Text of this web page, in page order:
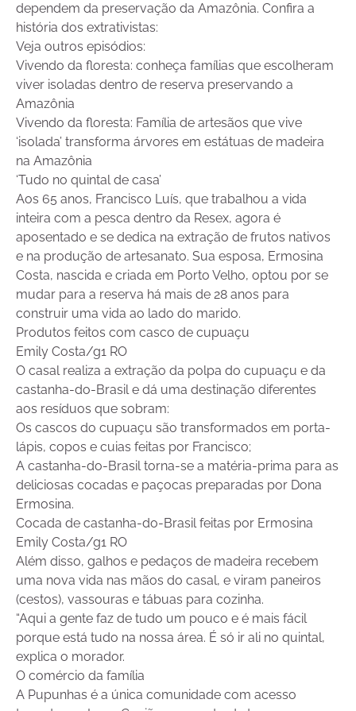
dependem da preservação da Amazônia. Confira a
história dos extrativistas:
Veja outros episódios:
Vivendo da floresta: conheça famílias que escolheram
viver isoladas dentro de reserva preservando a
Amazônia
Vivendo da floresta: Família de artesãos que vive
‘isolada’ transforma árvores em estátuas de madeira
na Amazônia
‘Tudo no quintal de casa’
Aos 65 anos, Francisco Luís, que trabalhou a vida
inteira com a pesca dentro da Resex, agora é
aposentado e se dedica na extração de frutos nativos
e na produção de artesanato. Sua esposa, Ermosina
Costa, nascida e criada em Porto Velho, optou por se
mudar para a reserva há mais de 28 anos para
construir uma vida ao lado do marido.
Produtos feitos com casco de cupuaçu
Emily Costa/g1 RO
O casal realiza a extração da polpa do cupuaçu e da
castanha-do-Brasil e dá uma destinação diferentes
aos resíduos que sobram:
Os cascos do cupuaçu são transformados em porta-
lápis, copos e cuias feitas por Francisco;
A castanha-do-Brasil torna-se a matéria-prima para as
deliciosas cocadas e paçocas preparadas por Dona
Ermosina.
Cocada de castanha-do-Brasil feitas por Ermosina
Emily Costa/g1 RO
Além disso, galhos e pedaços de madeira recebem
uma nova vida nas mãos do casal, e viram paneiros
(cestos), vassouras e tábuas para cozinha.
“Aqui a gente faz de tudo um pouco e é mais fácil
porque está tudo na nossa área. É só ir ali no quintal,
explica o morador.
O comércio da família
A Pupunhas é a única comunidade com acesso